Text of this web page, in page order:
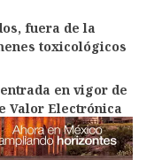
fuera de la
toxicológicos
en vigor de
Valor Electrónica